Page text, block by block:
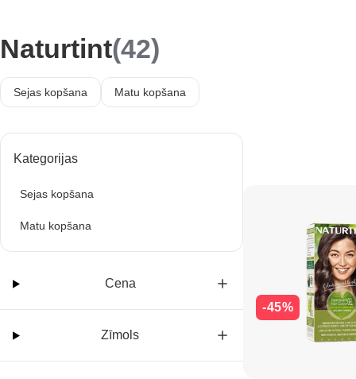
Naturtint(42)
Sejas kopšana Matu kopšana
Kategorijas
Sejas kopšana
Matu kopšana
Cena
Zīmols
-45%